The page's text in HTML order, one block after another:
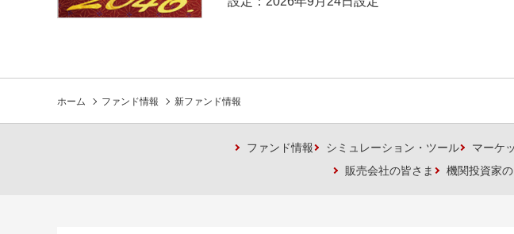
ホーム ファンド情報 新ファンド情報
ファンド情報 シミュレーション・ツール マーケ
販売会社の皆さま
機関投資家